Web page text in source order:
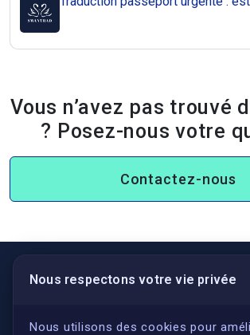
Vous n’avez pas trouvé
? Posez-nous votre
Contactez-nous
Nous respectons votre vie privée
Nous utilisons des cookies pour
LIENS UTILES
S'inscrire